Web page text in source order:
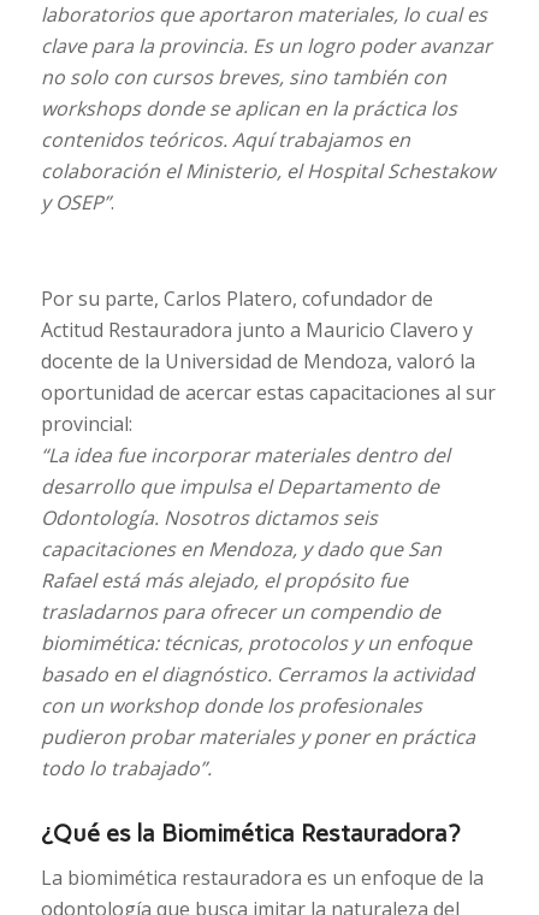
laboratorios que aportaron materiales, lo cual es
clave para la provincia. Es un logro poder avanzar
no solo con cursos breves, sino también con
workshops donde se aplican en la práctica los
contenidos teóricos. Aquí trabajamos en
colaboración el Ministerio, el Hospital Schestakow
y OSEP”.
Por su parte, Carlos Platero, cofundador de
Actitud Restauradora junto a Mauricio Clavero y
docente de la Universidad de Mendoza, valoró la
oportunidad de acercar estas capacitaciones al sur
provincial:
“La idea fue incorporar materiales dentro del
desarrollo que impulsa el Departamento de
Odontología. Nosotros dictamos seis
capacitaciones en Mendoza, y dado que San
Rafael está más alejado, el propósito fue
trasladarnos para ofrecer un compendio de
biomimética: técnicas, protocolos y un enfoque
basado en el diagnóstico. Cerramos la actividad
con un workshop donde los profesionales
pudieron probar materiales y poner en práctica
todo lo trabajado”.
¿Qué es la Biomimética Restauradora?
La biomimética restauradora es un enfoque de la
odontología que busca imitar la naturaleza del